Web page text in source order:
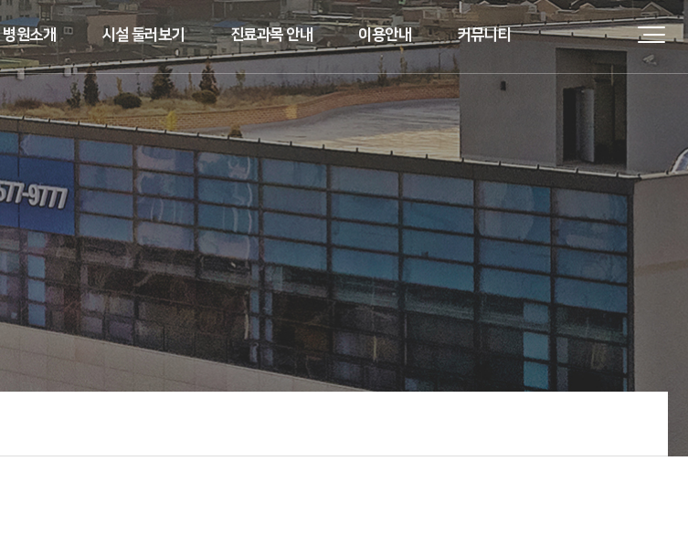
병원소개 시설 둘러보기 진료과목 안내 이용안내 커뮤니티